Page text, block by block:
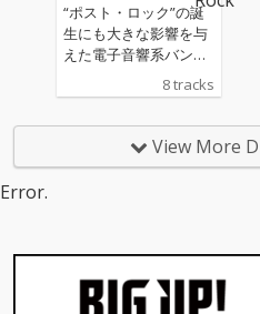
“ポスト・ロック”の誕
生にも大きな影響を与
えた電子音響系バンド
のパイオニア、シー フ
ィールが、90年代半ば
ex〉からリリースされ
た音源を再発！『Succ
ス！
8 tracks
View More
Error.